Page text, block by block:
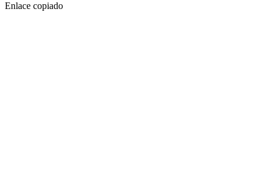
Enlace copiado